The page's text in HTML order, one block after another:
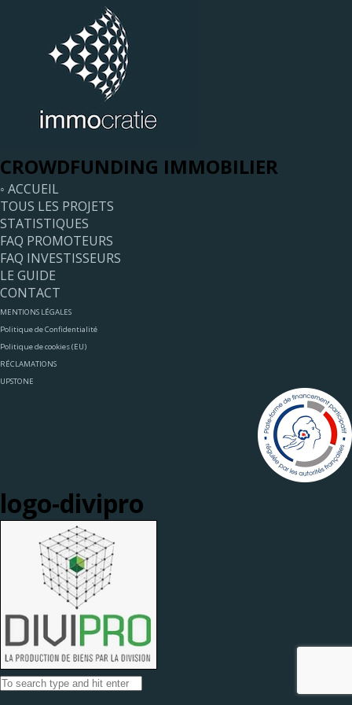
CROWDFUNDING IMMOBILIER
◦ ACCUEIL
TOUS LES PROJETS
STATISTIQUES
FAQ PROMOTEURS
FAQ INVESTISSEURS
LE GUIDE
CONTACT
MENTIONS LÉGALES
Politique de Confidentialité
Politique de cookies (EU)
RÉCLAMATIONS
UPSTONE
logo-divipro